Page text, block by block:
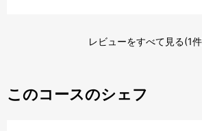
レビューをすべて見る(1
このコースのシェフ